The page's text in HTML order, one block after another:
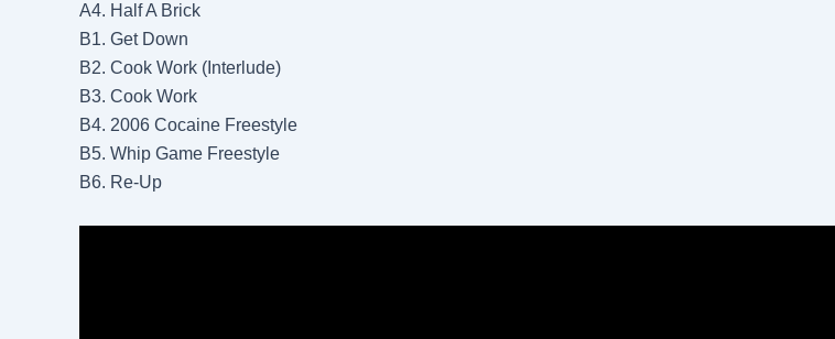
A4. Half A Brick
B1. Get Down
B2. Cook Work (Interlude)
B3. Cook Work
B4. 2006 Cocaine Freestyle
B5. Whip Game Freestyle
B6. Re-Up